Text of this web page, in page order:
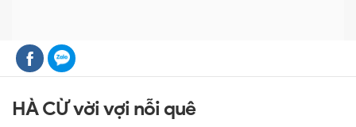
HÀ CỪ vời vợi nỗi quê